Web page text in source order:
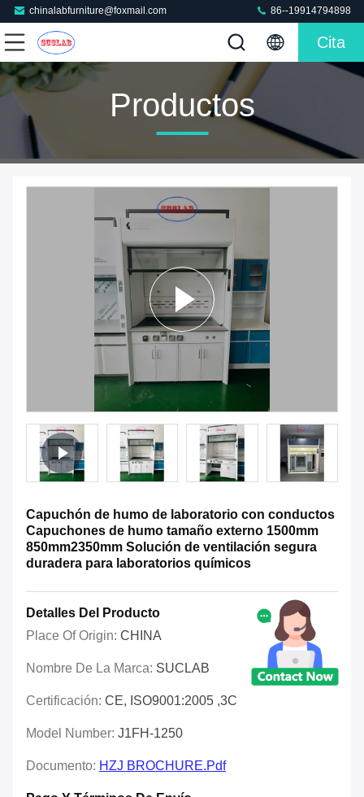
chinalabfurniture@foxmail.com 86--19914794898
Cita
Productos
Capuchón de humo de laboratorio con conductos
Capuchones de humo tamaño externo 1500mm
850mm2350mm Solución de ventilación segura
duradera para laboratorios químicos
Detalles Del Producto
Place Of Origin: CHINA
Nombre De La Marca: SUCLAB
Certificación: CE, ISO9001:2005 ,3C
Model Number: J1FH-1250
Documento: HZJ BROCHURE.pdf